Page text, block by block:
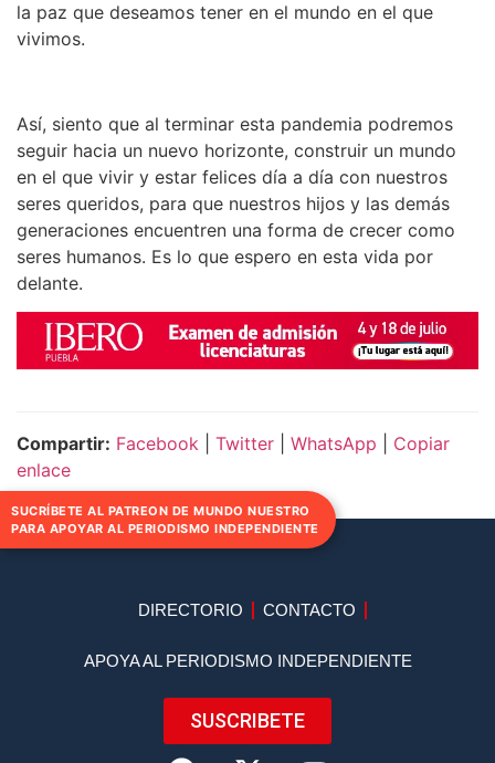
la paz que deseamos tener en el mundo en el que
vivimos.
Así, siento que al terminar esta pandemia podremos
seguir hacia un nuevo horizonte, construir un mundo
en el que vivir y estar felices día a día con nuestros
seres queridos, para que nuestros hijos y las demás
generaciones encuentren una forma de crecer como
seres humanos. Es lo que espero en esta vida por
delante.
Compartir: Facebook Twitter WhatsApp
Copiar
enlace
DIRECTORIO CONTACTO
APOYA AL PERIODISMO INDEPENDIENTE
SUSCRIBETE
SUCRÍBETE AL PATREON DE MUNDO NUESTRO
PARA APOYAR AL PERIODISMO INDEPENDIENTE